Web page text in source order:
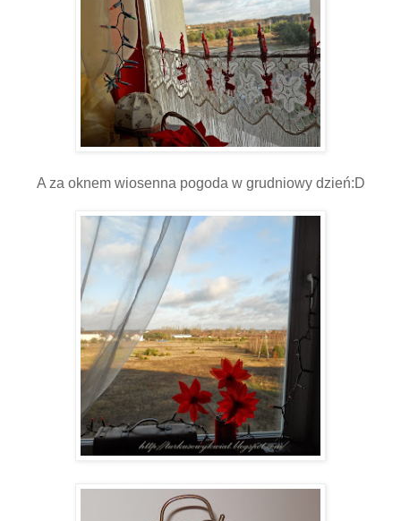
A za oknem wiosenna pogoda w grudniowy dzień:D